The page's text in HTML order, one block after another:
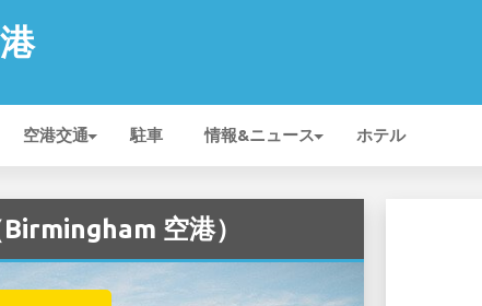
空港交通 駐車 情報&ニュース ホテル
空港）